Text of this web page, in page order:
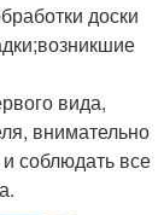
доски
вида,
внимательно
соблюдать все